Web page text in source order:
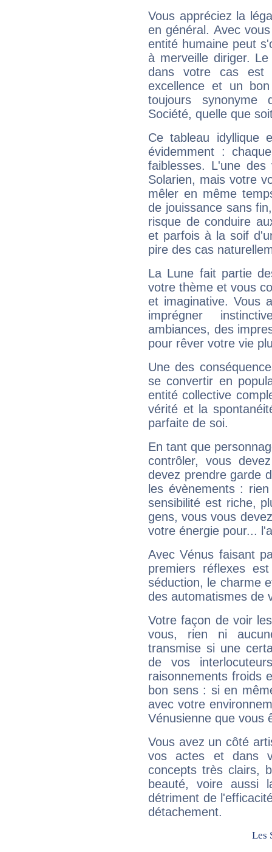
Vous appréciez la
en général. Avec
entité humaine peut
à merveille diriger.
dans votre cas est
excellence et un
toujours synonyme
Société, quelle que
Ce tableau idyllique
évidemment :
faiblesses. L'une
Solarien, mais votre
mêler en même
de jouissance sans
risque de conduire
et parfois à la soif
pire des cas
La Lune fait partie
votre thème et vous
et imaginative. Vous
imprégner
ambiances, des
pour rêver votre vie
Une des
se convertir en
entité collective
vérité et la
parfaite de soi.
En tant que
contrôler, vous
devez prendre garde
les évènements :
sensibilité est riche,
gens, vous vous
votre énergie pour...
Avec Vénus faisant
premiers réflexes
séduction, le charme
des automatismes de
Votre façon de voir
vous, rien ni
transmise si une
de vos
raisonnements froids
bon sens : si en
avec votre
Vénusienne que vous
Vous avez un côté
vos actes et dans
concepts très clairs,
beauté, voire aussi
détriment de
détachement.